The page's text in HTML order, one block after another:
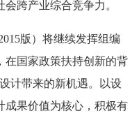
跨产业综合竞争力。
版）将继续发挥组编
在国家政策扶持创新的背
计带来的新机遇。以设
成果价值为核心，积极有